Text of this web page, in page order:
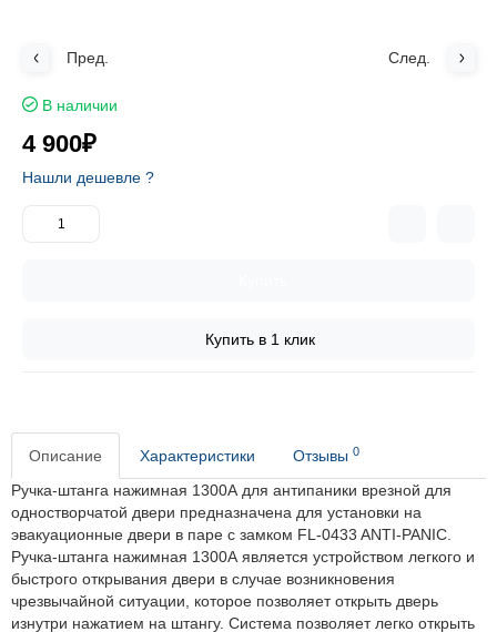
Пред. След.
В наличии
4 900₽
Нашли дешевле ?
Купить в 1 клик
Описание Характеристики Отзывы 0
Ручка-штанга нажимная 1300А для антипаники врезной для
одностворчатой двери предназначена для установки на
эвакуационные двери в паре с замком FL-0433 ANTI-PANIC.
Ручка-штанга нажимная 1300А является устройством легкого и
быстрого открывания двери в случае возникновения
чрезвычайной ситуации, которое позволяет открыть дверь
изнутри нажатием на штангу. Система позволяет легко открыть